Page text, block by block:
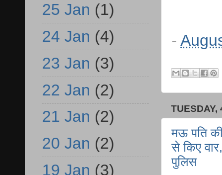
-
TUESDAY,
मऊ पति
से किए
पुलिस
25 Jan (1)
24 Jan (4)
23 Jan (3)
22 Jan (2)
21 Jan (2)
20 Jan (2)
19 Jan (3)